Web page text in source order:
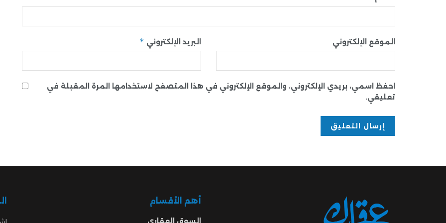
البريد الإلكتروني * الموقع الإلكتروني
احفظ اسمي، بريدي الإلكتروني، والموقع الإلكتروني في هذا المتصفح لاستخدامها المرة المقبلة في
تعليقي.
أهم الأقسام
السوق العقاري